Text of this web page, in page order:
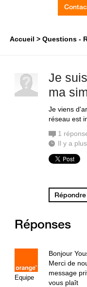
Accueil Questions -
Je
ma
Je viens
réseau est
1
Il y a
Réponses
Equipe
Bonjour
Merci de
message
vous plaît